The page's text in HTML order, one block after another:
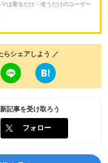
は乗るだけ・使うだけのユーザー
らシェアしよう ／
記事を受け取ろう
フォロー